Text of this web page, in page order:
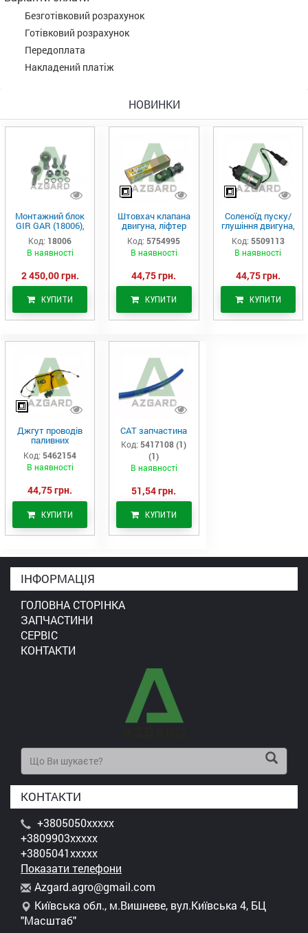
Безготівковий розрахунок
Готівковий розрахунок
Передоплата
Накладений платіж
НОВИНКИ
Монтажний блок
GIR GAR (18006),
Аналог
Код: 18006
В наявності
2 450,00 грн.
КУПИТИ
Штовхач клапана
двигуна, ліфтер
(575-4995)
Код: 5754995
В наявності
44,75 грн.
КУПИТИ
Соленоїд пуску/
глушіння двигуна,
актуатор (550-
9113)
Код: 5509113
В наявності
44,75 грн.
КУПИТИ
Джгут проводів
паливних
форсунок CAT
C7/C9 (546-2154)
Код: 5462154
В наявності
44,75 грн.
КУПИТИ
САТ запчастина
Код: 5417108 (1)
(1)
В наявності
51,54 грн.
КУПИТИ
ІНФОРМАЦІЯ
ГОЛОВНА СТОРІНКА
ЗАПЧАСТИНИ
СЕРВІС
КОНТАКТИ
КОНТАКТИ
+3805050xxxxx
+3809903xxxxx
+3805041xxxxx
Показати телефони
Azgard.agro@gmail.com
Київська обл., м.Вишневе, вул.Київська 4, БЦ
"Масштаб"